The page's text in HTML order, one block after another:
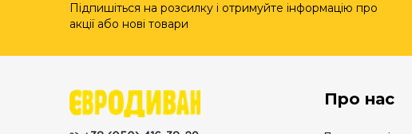
Підпишіться на розсилку і отримуйте інформацію про
акції або нові товари
Про нас